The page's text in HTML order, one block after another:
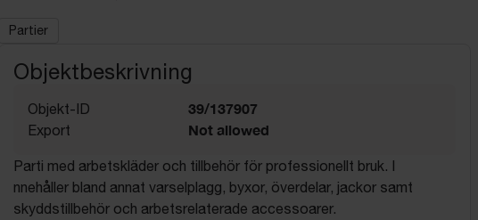
Partier
Objektbeskrivning
Objekt-ID 39/137907
Export Not allowed
Parti med arbetskläder och tillbehör för professionellt bruk. I
nnehåller bland annat varselplagg, byxor, överdelar, jackor samt
skyddstillbehör och arbetsrelaterade accessoarer.